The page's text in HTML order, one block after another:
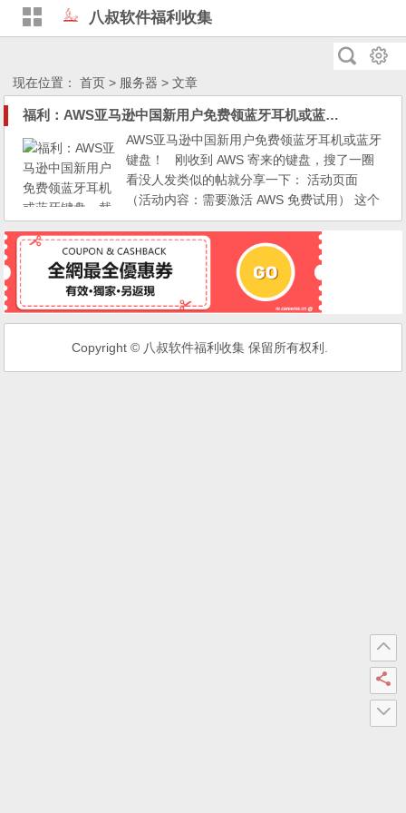
八叔软件福利收集
现在位置：首页 > 服务器 > 文章
福利：AWS亚马逊中国新用户免费领蓝牙耳机或蓝牙键盘，截止到9月30日
AWS亚马逊中国新用户免费领蓝牙耳机或蓝牙
键盘！ 刚收到 AWS 寄来的键盘，搜了一圈
看没人发类似的帖就分享一下： 活动页面
（活动内容：需要激活 AWS 免费试用） 这个
是 AWS 中国区的活动，但是海外账号也可以
领取（创建账号时账单地址要填国内） 小
程序里也可以看到有这个活动 *活动说明：
1. 活动仅限 2024 年 8 月 20 日 0 时至 2024
年 9 月 30 日 24 时...
Copyright © 八叔软件福利收集 保留所有权利.